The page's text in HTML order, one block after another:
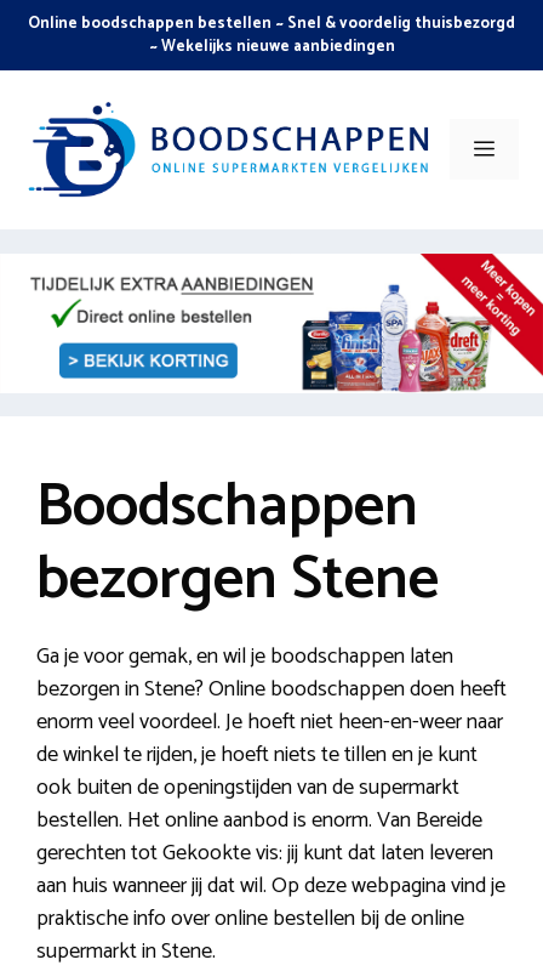
Skip
content
Online boodschappen bestellen ~ Snel & voordelig thuisbezorgd
~ Wekelijks nieuwe aanbiedingen
Menu
Boodschappen
bezorgen Stene
Ga je voor gemak, en wil je boodschappen laten
bezorgen in Stene? Online boodschappen doen heeft
enorm veel voordeel. Je hoeft niet heen-en-weer naar
de winkel te rijden, je hoeft niets te tillen en je kunt
ook buiten de openingstijden van de supermarkt
bestellen. Het online aanbod is enorm. Van Bereide
gerechten tot Gekookte vis: jij kunt dat laten leveren
aan huis wanneer jij dat wil. Op deze webpagina vind je
praktische info over online bestellen bij de online
supermarkt in Stene.